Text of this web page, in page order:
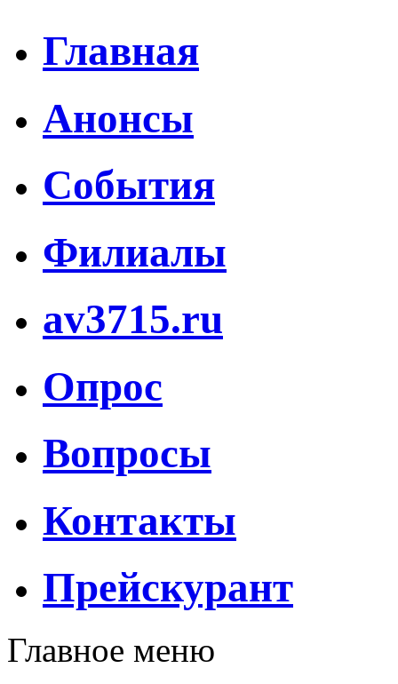
Главная
Анонсы
События
Филиалы
av3715.ru
Опрос
Вопросы
Контакты
Прейскурант
Главное меню